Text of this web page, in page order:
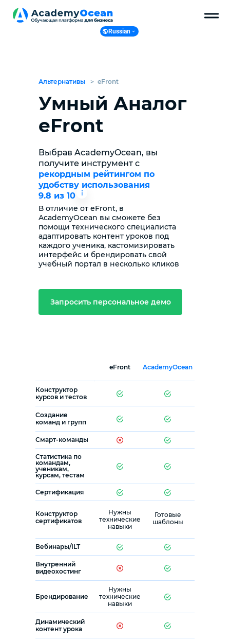
Russian
Выбрав AcademyOcean, вы
получите инструмент c
рекордным рейтингом по
удобству использования
9.8 из 10
Умный Аналог
eFront
В отличие от eFront, в
AcademyOcean вы сможете без
помощи технического специалиста
адаптировать контент уроков под
каждого ученика, кастомизировать
интерфейс и брендировать свой
учебный портал в несколько кликов
Запросить персональное демо
Альтернативы eFront
>
eFront AcademyOcean
Смарт-команды
Статистика по
командам,
ученикам,
курсам, тестам
Сертификация
Внутренний
видеохостинг
Брендирование
Создание
команд и групп
Конструктор
курсов и тестов
Динамический
контент урока
Конструктор
сертификатов
Вебинары/ILT
Нужны
технические
навыки
Нужны
технические
навыки
Готовые
шаблоны